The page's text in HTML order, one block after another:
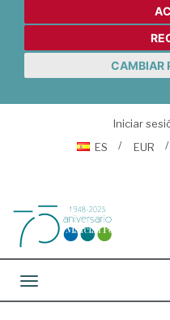
CAMBIAR
Iniciar
ES
EUR
Toggle navigation